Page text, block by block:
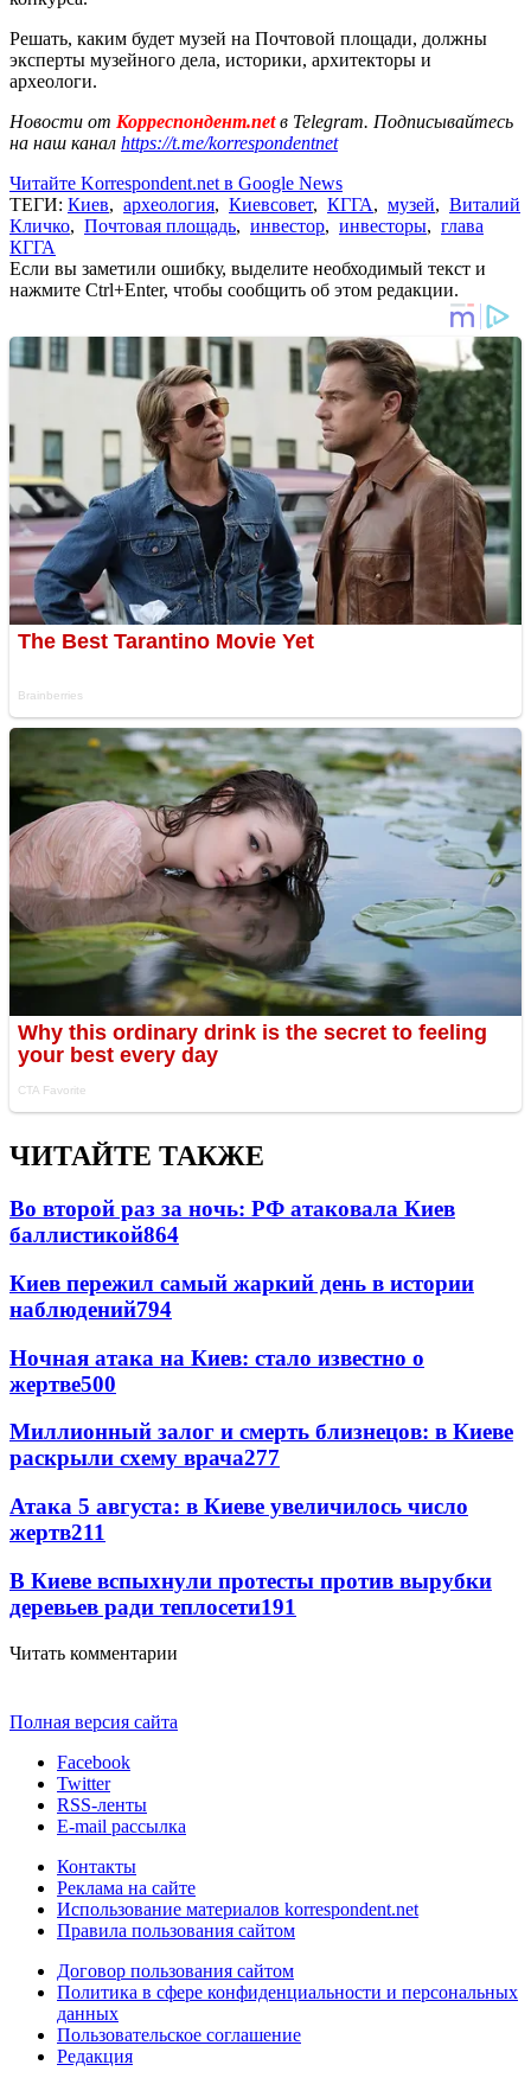
Решать, каким будет музей на Почтовой площади, должны
эксперты музейного дела, историки, архитекторы и
археологи.
Новости от Корреспондент.netв Telegram. Подписывайтесь
на наш канал https://t.me/korrespondentnet
Читайте Korrespondent.net в Google News
ТЕГИ: Киев, археология, Киевсовет, КГГА, музей, Виталий
Кличко, Почтовая площадь, инвестор, инвесторы, глава
КГГА
Если вы заметили ошибку, выделите необходимый текст и
нажмите Ctrl+Enter, чтобы сообщить об этом редакции.
ЧИТАЙТЕ ТАКЖЕ
Во второй раз за ночь: РФ атаковала Киев
баллистикой864
Киев пережил самый жаркий день в истории
наблюдений794
Ночная атака на Киев: стало известно о
жертве500
Миллионный залог и смерть близнецов: в Киеве
раскрыли схему врача277
Атака 5 августа: в Киеве увеличилось число
жертв211
В Киеве вспыхнули протесты против вырубки
деревьев ради теплосети191
Читать комментарии
Полная версия сайта
Facebook
Twitter
RSS-ленты
E-mail рассылка
Контакты
Реклама на сайте
Использование материалов korrespondent.net
Правила пользования сайтом
Договор пользования сайтом
Политика в сфере конфиденциальности и персональных
данных
Пользовательское соглашение
Редакция